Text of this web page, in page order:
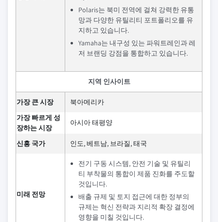
Polaris는 북미 전역에 걸쳐 강력한 유통
망과 다양한 유틸리티 포트폴리오를 유
지하고 있습니다.
Yamaha는 내구성 있는 파워트레인과 레
저 브랜딩 강점을 통합하고 있습니다.
지역 인사이트
가장 큰 시장
북아메리카
가장 빠르게 성
장하는 시장
아시아 태평양
신흥 국가 인도, 베트남, 브라질, 태국
미래 전망
전기 구동 시스템, 안전 기술 및 유틸리
티 부착물의 통합이 제품 진화를 주도할
것입니다.
배출 규제 및 토지 접근에 대한 정부의
규제는 혁신 전략과 지리적 확장 결정에
영향을 미칠 것입니다.